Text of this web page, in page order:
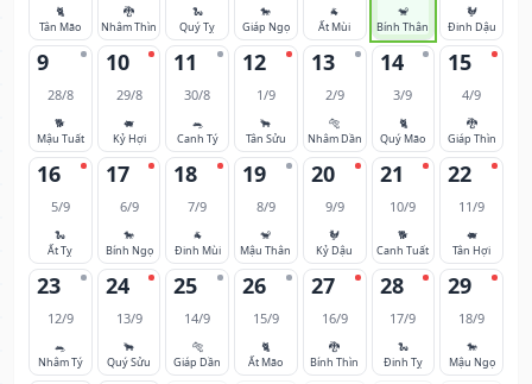
🐈
Tân Mão
🐉
Nhâm Thìn
🐍
Quý Tỵ
🐎
Giáp Ngọ
🐐
Ất Mùi
🐒
Bính Thân
🐓
Đinh Dậu
9
28/8
🐕
Mậu Tuất
10
29/8
🐖
Kỷ Hợi
11
30/8
🐀
Canh Tý
12
1/9
🐂
Tân Sửu
13
2/9
🐅
Nhâm Dần
14
3/9
🐈
Quý Mão
15
4/9
🐉
Giáp Thìn
16
5/9
🐍
Ất Tỵ
17
6/9
🐎
Bính Ngọ
18
7/9
🐐
Đinh Mùi
19
8/9
🐒
Mậu Thân
20
9/9
🐓
Kỷ Dậu
21
10/9
🐕
Canh Tuất
22
11/9
🐖
Tân Hợi
23
12/9
🐀
Nhâm Tý
24
13/9
🐂
Quý Sửu
25
14/9
🐅
Giáp Dần
26
15/9
🐈
Ất Mão
27
16/9
🐉
Bính Thìn
28
17/9
🐍
Đinh Tỵ
29
18/9
🐎
Mậu Ngọ